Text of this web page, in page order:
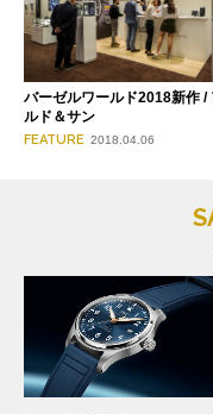
バーゼルワールド2018新作 /
ルド＆サン
FEATURE 2018.04.06